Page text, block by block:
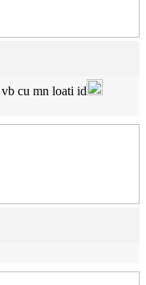
cu mn loati id